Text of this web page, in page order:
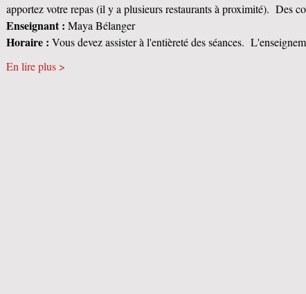
apportez votre repas (il y a plusieurs restaurants à proximité).  Des
Enseignant : Maya Bélanger
Horaire : Vous devez assister à l'entièreté des séances.
En lire plus >